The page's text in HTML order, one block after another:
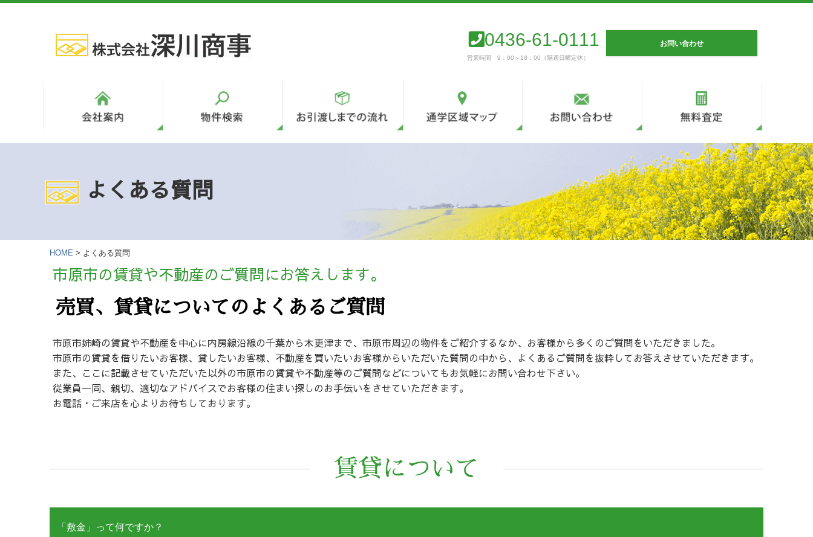
お問い合わせ
0436-61-0111
営業時間 9：00～18：00（隔週日曜定休）
よくある質問
HOME > よくある質問
市原市の賃貸や不動産のご質問にお答えします。
売買、賃貸についてのよくあるご質問
市原市姉崎の賃貸や不動産を中心に内房線沿線の千葉から木更津まで、市原市周辺の物件をご紹介するなか、お客様から多くのご質問をいただきました。
市原市の賃貸を借りたいお客様、貸したいお客様、不動産を買いたいお客様からいただいた質問の中から、よくあるご質問を抜粋してお答えさせていただきます。
また、ここに記載させていただいた以外の市原市の賃貸や不動産等のご質問などについてもお気軽にお問い合わせ下さい。
従業員一同、親切、適切なアドバイスでお客様の住まい探しのお手伝いをさせていただきます。
お電話・ご来店を心よりお待ちしております。
賃貸について
「敷金」って何ですか？